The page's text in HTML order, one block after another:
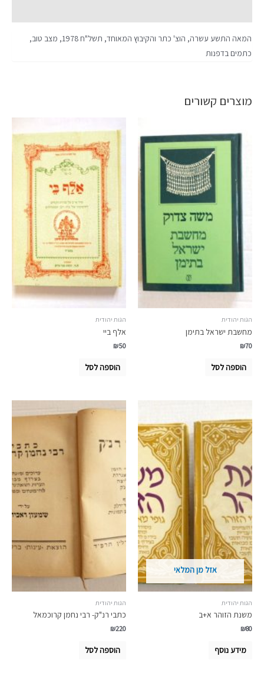
המאה התשע עשרה, הוצ' כתר והקיבוץ המאוחד, תשל"ח 1978, מצב טוב,
כתמים בדפנות
מוצרים קשורים
הגות יהודית
מחשבת ישראל בתימן
₪70
הוספה לסל
הגות יהודית
אלף ביי
₪50
הוספה לסל
אזל מן המלאי
הגות יהודית
משנת הזוהר א+ב
₪80
מידע נוסף
הגות יהודית
כתבי רנ"ק- רבי נחמן קרוכמאל
₪220
הוספה לסל